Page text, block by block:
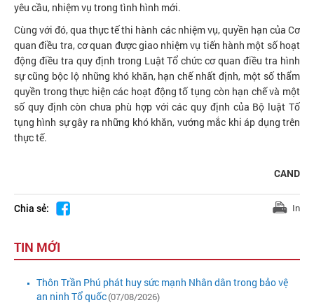
yêu cầu, nhiệm vụ trong tình hình mới.
Cùng với đó, qua thực tế thi hành các nhiệm vụ, quyền hạn của Cơ
quan điều tra, cơ quan được giao nhiệm vụ tiến hành một số hoạt
động điều tra quy định trong Luật Tổ chức cơ quan điều tra hình
sự cũng bộc lộ những khó khăn, hạn chế nhất định, một số thẩm
quyền trong thực hiện các hoạt động tố tụng còn hạn chế và một
số quy định còn chưa phù hợp với các quy định của Bộ luật Tố
tụng hình sự gây ra những khó khăn, vướng mắc khi áp dụng trên
thực tế.
CAND
Chia sẻ: In
TIN MỚI
Thôn Trần Phú phát huy sức mạnh Nhân dân trong bảo vệ
an ninh Tổ quốc(07/08/2026)